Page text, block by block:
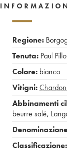
Regione:
Tenuta: Paul
Colore: bianco
Vitigni:
Abbinamenti
beurre salé,
Classificazione: